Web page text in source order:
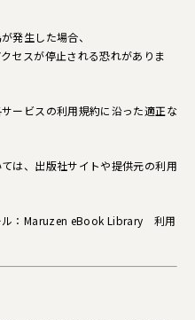
発生した場合、
セスが停止される恐れがありま
ービスの利用規約に沿った適正な
は、出版社サイトや提供元の利用
： Maruzen eBook Library 利用